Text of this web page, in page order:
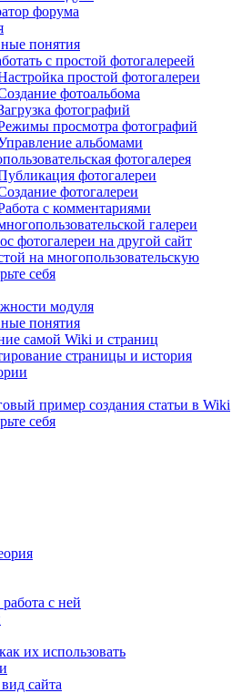
форума
понятия
с простой фотогалереей
простой фотогалереи
фотоальбома
фотографий
просмотра фотографий
альбомами
фотогалерея
фотогалереи
фотогалереи
с комментариями
галереи
фотогалереи на другой сайт
на многопользовательскую
себя
модуля
понятия
самой Wiki и страниц
страницы и история
пример создания статьи в Wiki
себя
с ней
их использовать
сайта